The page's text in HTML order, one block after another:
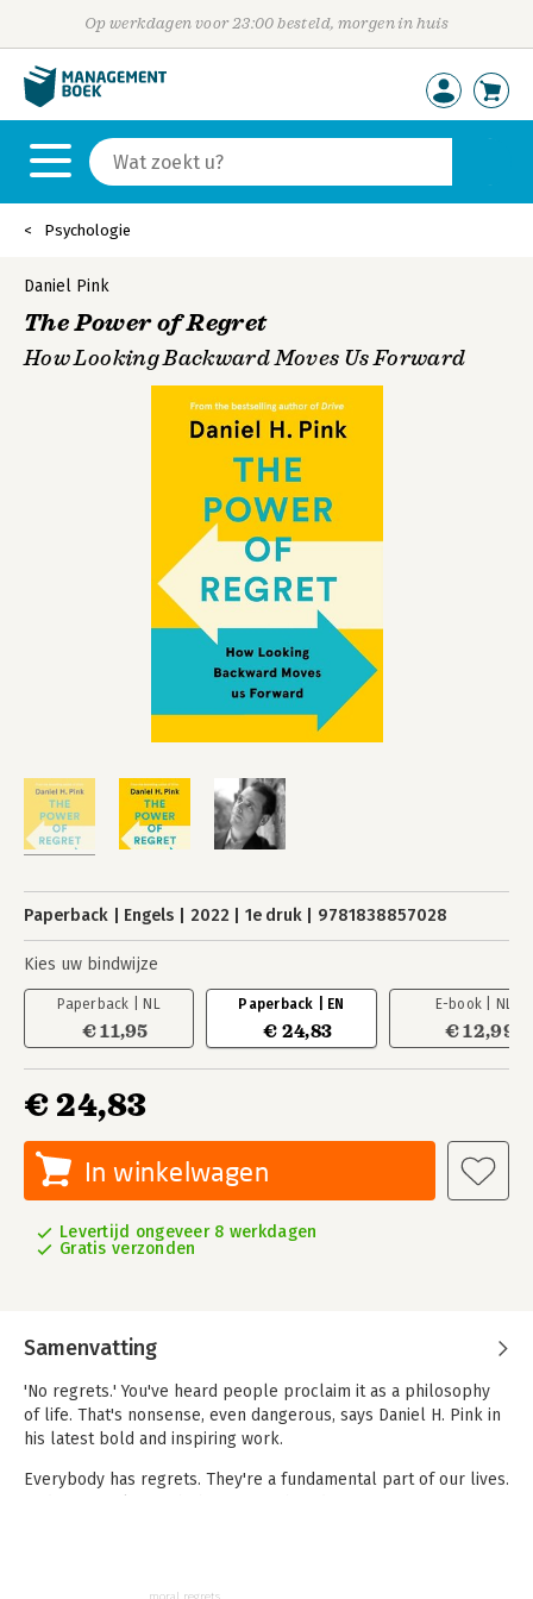
Op werkdagen voor 23:00 besteld, morgen in huis
Psychologie
Daniel Pink
The Power of Regret
How Looking Backward Moves Us Forward
Paperback Engels 2022 1e druk 9781838857028
Kies uw bindwijze
Paperback | NL
€ 11,95
Paperback | EN
€ 24,83
E-book | NL
€ 12,99
€ 24,83
In winkelwagen
Levertijd ongeveer 8 werkdagen
Gratis verzonden
Samenvatting
'No regrets.' You've heard people proclaim it as a philosophy
of life. That's nonsense, even dangerous, says Daniel H. Pink in
his latest bold and inspiring work.
Everybody has regrets. They're a fundamental part of our lives.